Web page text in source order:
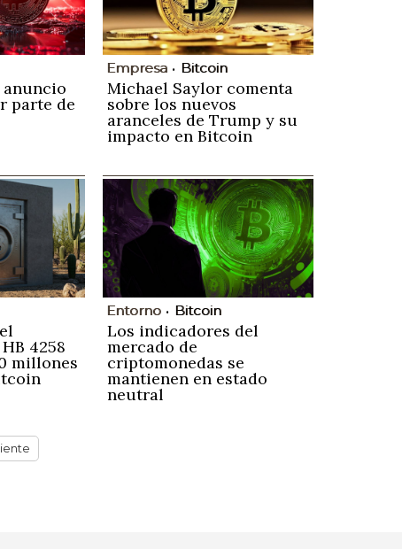
parte de
Empresa Bitcoin
Michael Saylor comenta
sobre los nuevos
aranceles de Trump y su
impacto en Bitcoin
4258
millones
Entorno Bitcoin
Los indicadores del
mercado de
criptomonedas se
mantienen en estado
neutral